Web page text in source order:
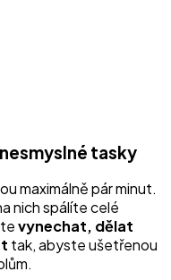
tasky
maximálně pár minut.
nich spálíte celé
vynechat, dělat
tak, abyste ušetřenou